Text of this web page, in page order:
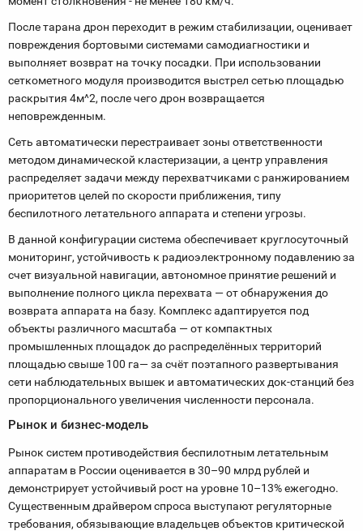
После тарана дрон переходит в режим стабилизации, оценивает
повреждения бортовыми системами самодиагностики и
выполняет возврат на точку посадки. При использовании
сеткометного модуля производится выстрел сетью площадью
раскрытия 4м^2, после чего дрон возвращается
неповрежденным.
Сеть автоматически перестраивает зоны ответственности
методом динамической кластеризации, а центр управления
распределяет задачи между перехватчиками с ранжированием
приоритетов целей по скорости приближения, типу
беспилотного летательного аппарата и степени угрозы.
В данной конфигурации система обеспечивает круглосуточный
мониторинг, устойчивость к радиоэлектронному подавлению за
счет визуальной навигации, автономное принятие решений и
выполнение полного цикла перехвата — от обнаружения до
возврата аппарата на базу. Комплекс адаптируется под
объекты различного масштаба — от компактных
промышленных площадок до распределённых территорий
площадью свыше 100 га— за счёт поэтапного развертывания
сети наблюдательных вышек и автоматических док-станций без
пропорционального увеличения численности персонала.
Рынок и бизнес-модель
Рынок систем противодействия беспилотным летательным
аппаратам в России оценивается в 30–90 млрд рублей и
демонстрирует устойчивый рост на уровне 10–13% ежегодно.
Существенным драйвером спроса выступают регуляторные
требования, обязывающие владельцев объектов критической